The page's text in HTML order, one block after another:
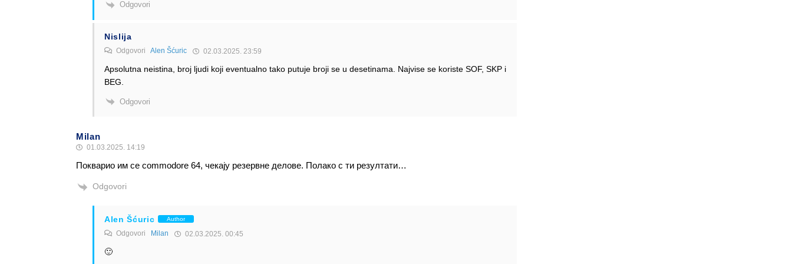
Odgovori
Nislija
Odgovori Alen Šćuric 02.03.2025. 23:59
Apsolutna neistina, broj ljudi koji eventualno tako putuje broji se u desetinama. Najvise se koriste SOF, SKP i
BEG.
Odgovori
Milan
01.03.2025. 14:19
Покварио им се commodore 64, чекају резервне делове. Полако с ти резултати…
Odgovori
Alen Šćuric Author
Odgovori Milan 02.03.2025. 00:45
🙂